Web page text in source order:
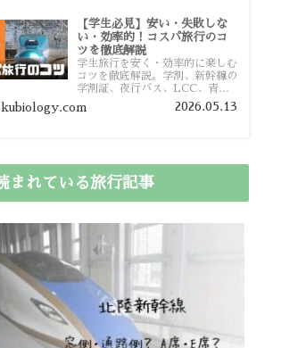
【学生必見】安い・失敗しな
い・効率的！コスパ旅行のコ
ツを徹底解説
学生旅行を安く・効率的に楽しむ
コツを徹底解説。学割、新幹線の
学割証、夜行バス、LCC、青春
18きっぷ、レンタカー割り勘な
ど、学生向けの節約旅行術を詳し
2026.05.13
まれている旅行記事